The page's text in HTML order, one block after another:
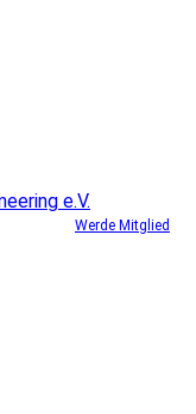
Werde Mitglied